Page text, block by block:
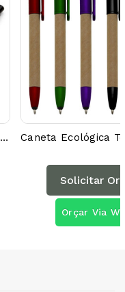
Caneta Ecológica Papelão 00007AG
Solicitar
Orçar Via